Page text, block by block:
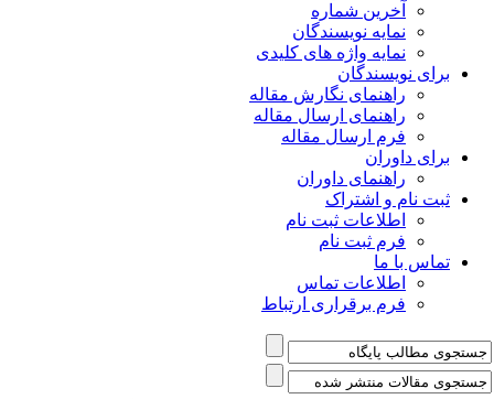
آخرین شماره
نمایه نویسندگان
نمایه واژه های کلیدی
برای نویسندگان
راهنمای نگارش مقاله
راهنمای ارسال مقاله
فرم ارسال مقاله
برای داوران
راهنمای داوران
ثبت نام و اشتراک
اطلاعات ثبت نام
فرم ثبت نام
تماس با ما
اطلاعات تماس
فرم برقراری ارتباط